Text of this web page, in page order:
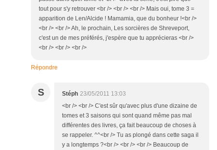
tout pour s'y retrouver <br /> <br /> <br /> Mais oui, tome 3 =
apparition de Len/Alcide ! Mamamia, que du bonheur !<br />
<br /> <br /> Ah, le prochain, Les sorcières de Shreveport,
c'est un de mes préférés, j'espère que tu apprécieras <br />
<br /> <br /> <br />
Répondre
S Stéph 23/05/2011 13:03
<br /> <br /> C'est sûr qu'avec plus d'une dizaine de
tomes et 3 saisons qui sont quand même pas mal
différentes des livres, ça fait beaucoup de choses à
se rappeler. ^^<br /> Tu as plongé dans cette saga il
y a longtemps ?<br /> <br /> <br /> Beaucoup de